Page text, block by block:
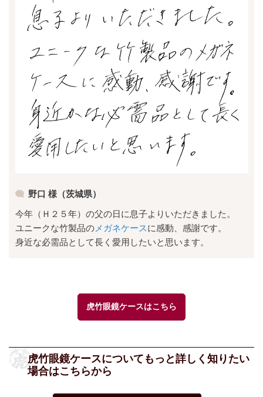
野口 様（茨城県）
今年（Ｈ２５年）の父の日に息子よりいただきました。
ユニークな竹製品のメガネケースに感動、感謝です。
身近な必需品として長く愛用したいと思います。
虎竹眼鏡ケースはこちら
虎竹眼鏡ケースについてもっと詳しく知りたい
場合はこちらから